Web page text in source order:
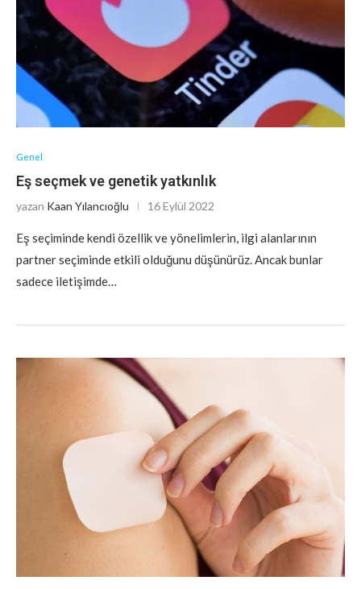
Genel
Eş seçmek ve genetik yatkınlık
yazan Kaan Yılancıoğlu 16 Eylül 2022
Eş seçiminde kendi özellik ve yönelimlerin, ilgi alanlarının
partner seçiminde etkili olduğunu düşünürüz. Ancak bunlar
sadece iletişimde…